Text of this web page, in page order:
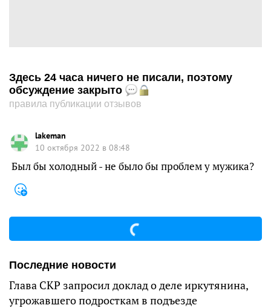
Здесь 24 часа ничего не писали, поэтому
обсуждение закрыто
правила публикации отзывов
lakeman
10 октября 2022 в 08:48
Был бы холодный - не было бы проблем у мужика?
Последние новости
Глава СКР запросил доклад о деле иркутянина,
угрожавшего подросткам в подъезде